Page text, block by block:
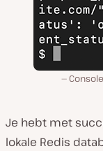
Je hebt met
lokale Redis